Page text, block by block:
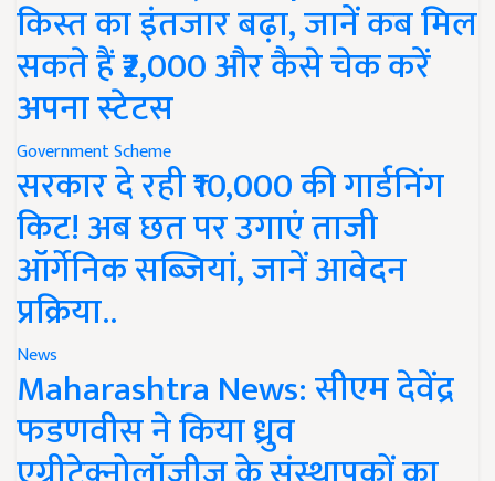
किस्त का इंतजार बढ़ा, जानें कब मिल
सकते हैं ₹2,000 और कैसे चेक करें
अपना स्टेटस
Government Scheme
सरकार दे रही ₹10,000 की गार्डनिंग
किट! अब छत पर उगाएं ताजी
ऑर्गेनिक सब्जियां, जानें आवेदन
प्रक्रिया..
News
Maharashtra News: सीएम देवेंद्र
फडणवीस ने किया ध्रुव